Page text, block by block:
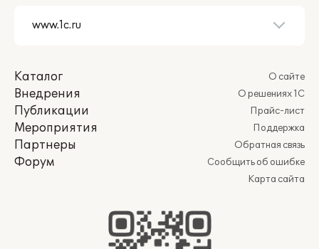
Каталог
Внедрения
Публикации
Мероприятия
Партнеры
Форум
О сайте
О решениях 1С
Прайс-лист
Поддержка
Обратная связь
Сообщить об ошибке
Карта сайта